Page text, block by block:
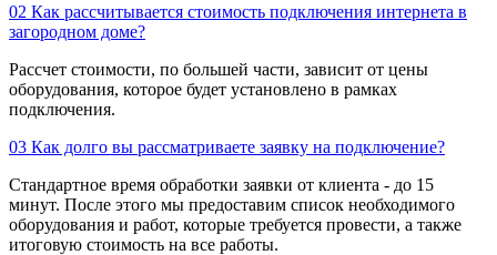
02 Как рассчитывается стоимость подключения интернета в
загородном доме?
Рассчет стоимости, по большей части, зависит от цены
оборудования, которое будет установлено в рамках
подключения.
03 Как долго вы рассматриваете заявку на подключение?
Стандартное время обработки заявки от клиента - до 15
минут. После этого мы предоставим список необходимого
оборудования и работ, которые требуется провести, а также
итоговую стоимость на все работы.